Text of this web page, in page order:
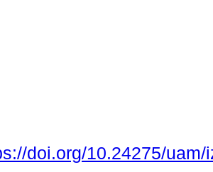
doi.org/10.24275/